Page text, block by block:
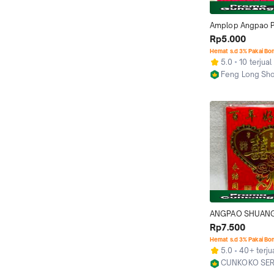
Amplop Angpao
Shuang Xi
dan LAMARAN
Rp5.000
Hemat s.d 3% Pakai
5.0
10 terjual
Feng Long
ANGPAO
ANGPAO
) / 1 PACK ISI 6
Rp7.500
Hemat s.d 3% Pakai
5.0
40+
CUNKOKO